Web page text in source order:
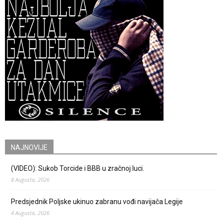
NAJNOVIJE
(VIDEO): Sukob Torcide i BBB u zračnoj luci.
8 Augusta, 2026
Predsjednik Poljske ukinuo zabranu vođi navijača Legije
4 Augusta, 2026